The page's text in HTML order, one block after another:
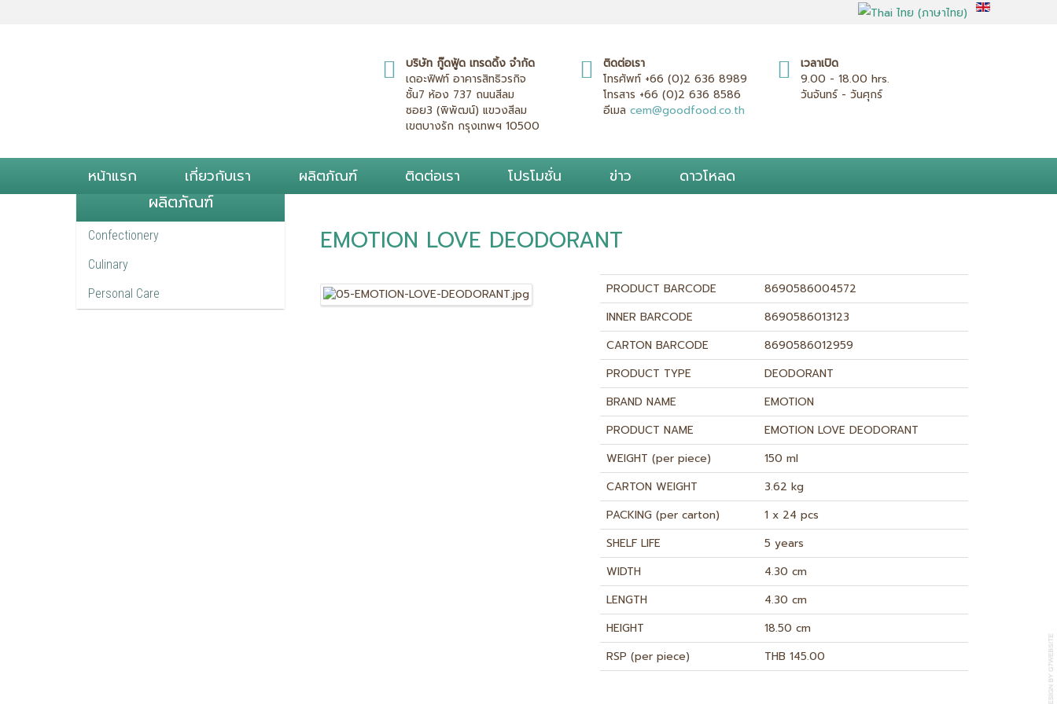
บริษัท กู๊ดฟู้ด เทรดดิ้ง จำกัด
เดอะฟิฟท์ อาคารสิทธิวรกิจ
ชั้น7 ห้อง 737 ถนนสีลม
ซอย3 (พิพัฒน์) แขวงสีลม
เขตบางรัก กรุงเทพฯ 10500
ติดต่อเรา
โทรศัพท์ +66 (0)2 636 8989
โทรสาร +66 (0)2 636 8586
อีเมลcem@goodfood.co.th
เวลาเปิด
9.00 - 18.00 hrs.
วันจันทร์ - วันศุกร์
หน้าแรก เกี่ยวกับเรา ผลิตภัณฑ์ ติดต่อเรา โปรโมชั่น ข่าว ดาวโหลด
EMOTION LOVE DEODORANT
PRODUCT BARCODE
8690586004572
INNER BARCODE
8690586013123
CARTON BARCODE
8690586012959
PRODUCT TYPE
DEODORANT
BRAND NAME
EMOTION
PRODUCT NAME
EMOTION LOVE DEODORANT
WEIGHT (per piece)
150 ml
CARTON WEIGHT
3.62 kg
PACKING (per carton)
1 x 24 pcs
SHELF LIFE
5 years
WIDTH
4.30 cm
LENGTH
4.30 cm
HEIGHT
18.50 cm
RSP (per piece)
THB 145.00
ผลิตภัณฑ์
Confectionery
Culinary
Personal Care